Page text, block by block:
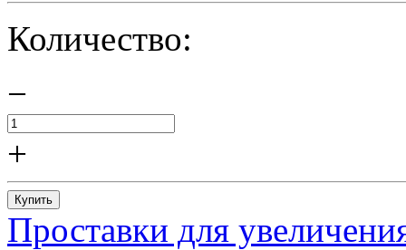
Количество:
−
+
Купить
Проставки для